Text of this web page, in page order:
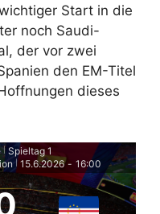
Start in die
noch Saudi-
der vor zwei
den EM-Titel
dieses
| Spieltag 1
15.6.2026 - 16:00